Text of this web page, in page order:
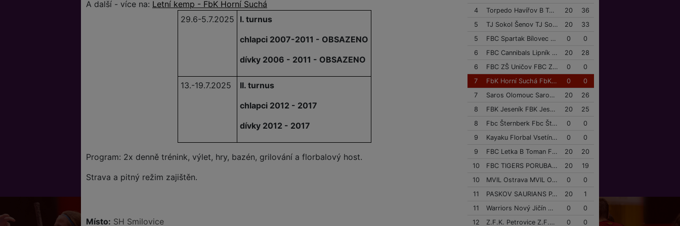
A další - více na: Letní kemp - FbK Horní Suchá
29.6-5.7.2025
I. turnus
chlapci 2007-2011 - OBSAZENO
dívky 2006 - 2011 - OBSAZENO
13.-19.7.2025
II. turnus
chlapci 2012 - 2017
dívky 2012 - 2017
Program: 2x denně trénink, výlet, hry, bazén, grilování a florbalový host.
Strava a pitný režim zajištěn.
Místo: SH Smilovice
4 Torpedo Havířov B Torpedo Havířov B 20
36
5
TJ Sokol Šenov TJ Sokol Šenov 20
33
5
FBC Spartak Bílovec FBC Spartak Bílovec 0
0
6
FBC Cannibals Lipník FBC Cannibals Lipník 20
28
6
FBC ZŠ Uničov FBC ZŠ Uničov 0
0
7
FbK Horní Suchá FbK Horní Suchá 0
0
7
Saros Olomouc Saros Olomouc 20
26
8
FBK Jeseník FBK Jeseník 20
25
8
Fbc Šternberk Fbc Šternberk 0
0
9
Kayaku Florbal Vsetín Kayaku Florbal Vsetín 0
0
9
FBC Letka B Toman Finance Group FBC Letka B Toman Finance Group 20
20
10
FBC TIGERS PORUBA FBC TIGERS PORUBA 20
19
10
MVIL Ostrava MVIL Ostrava 0
0
11
PASKOV SAURIANS PASKOV SAURIANS 20
1
11
Warriors Nový Jičín Warriors Nový Jičín 0
0
12
Z.F.K. Petrovice Z.F.K. Petrovice 0 0